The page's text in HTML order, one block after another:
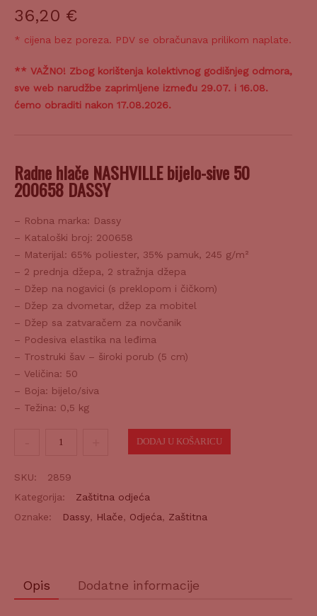
36,20 €
* cijena bez poreza. PDV se obračunava prilikom naplate.
** VAŽNO! Zbog korištenja kolektivnog godišnjeg odmora,
sve web narudžbe zaprimljene između 29.07. i 16.08.
ćemo obraditi nakon 17.08.2026.
Radne hlače NASHVILLE bijelo-sive 50
200658 DASSY
– Robna marka: Dassy
– Kataloški broj: 200658
– Materijal: 65% poliester, 35% pamuk, 245 g/m²
– 2 prednja džepa, 2 stražnja džepa
– Džep na nogavici (s preklopom i čičkom)
– Džep za dvometar, džep za mobitel
– Džep sa zatvaračem za novčanik
– Podesiva elastika na leđima
– Trostruki šav – široki porub (5 cm)
– Veličina: 50
– Boja: bijelo/siva
– Težina: 0,5 kg
Radne
sive
50
DODAJ U KOŠARICU
SKU:
2859
Kategorija:
Zaštitna odjeća
Oznake:
Dassy, Hlače, Odjeća, Zaštitna
Opis Dodatne informacije